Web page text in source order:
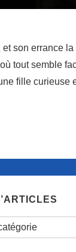
et son errance
tout semble
fille curieuse